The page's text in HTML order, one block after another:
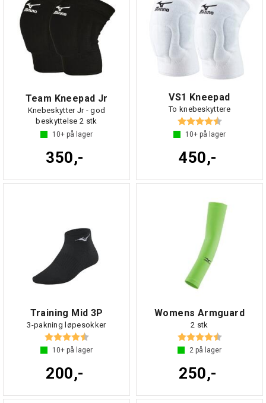
Team Kneepad Jr
Knebeskytter Jr - god
beskyttelse 2 stk
10+ på lager
350,-
VS1 Kneepad
To knebeskyttere
Karakter: 4.5 av 5
10+ på lager
450,-
Training Mid 3P
3-pakning løpesokker
Karakter: 4.6 av 5 mulige
10+ på lager
200,-
Womens Armguard
2 stk
Karakter: 4.7 av 5
2 på lager
250,-